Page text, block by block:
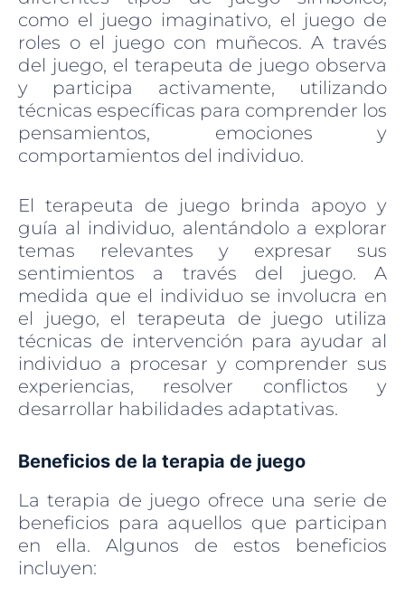
como el juego imaginativo, el juego de
roles o el juego con muñecos. A través
del juego, el terapeuta de juego observa
y participa activamente, utilizando
técnicas específicas para comprender los
pensamientos, emociones y
comportamientos del individuo.
El terapeuta de juego brinda apoyo y
guía al individuo, alentándolo a explorar
temas relevantes y expresar sus
sentimientos a través del juego. A
medida que el individuo se involucra en
el juego, el terapeuta de juego utiliza
técnicas de intervención para ayudar al
individuo a procesar y comprender sus
experiencias, resolver conflictos y
desarrollar habilidades adaptativas.
Beneficios de la terapia de juego
La terapia de juego ofrece una serie de
beneficios para aquellos que participan
en ella. Algunos de estos beneficios
incluyen: